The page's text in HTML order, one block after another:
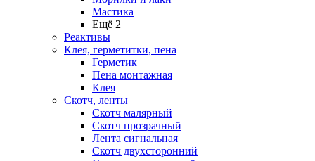
Мастика
Ещё 2
Реактивы
Клея, герметитки, пена
Герметик
Пена монтажная
Клея
Скотч, ленты
Скотч малярный
Скотч прозрачный
Лента сигнальная
Скотч двухсторонний